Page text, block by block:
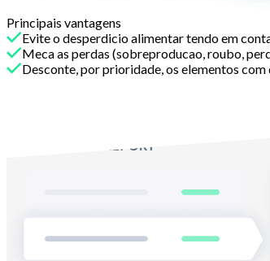
Principais vantagens
Evite o desperdicio alimentar tendo em
Meca as perdas (sobreproducao, roubo,
Desconte, por prioridade, os elementos